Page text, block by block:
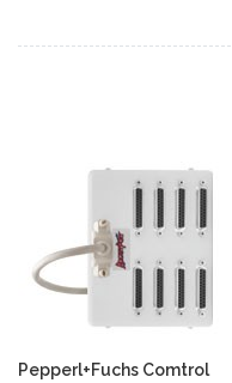
Pepperl+Fuchs Comtrol